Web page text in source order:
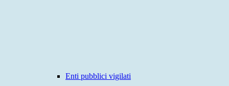
Enti pubblici vigilati